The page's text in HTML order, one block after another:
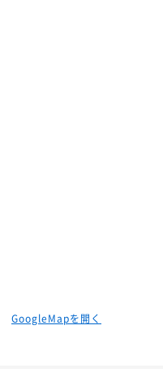
GoogleMapを開く